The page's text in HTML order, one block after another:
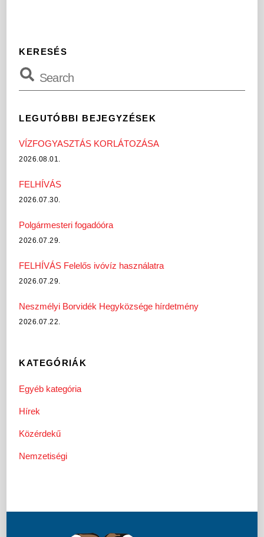
KERESÉS
LEGUTÓBBI BEJEGYZÉSEK
VÍZFOGYASZTÁS KORLÁTOZÁSA
2026.08.01.
FELHÍVÁS
2026.07.30.
Polgármesteri fogadóóra
2026.07.29.
FELHÍVÁS Felelős ivóvíz használatra
2026.07.29.
Neszmélyi Borvidék Hegyközsége hírdetmény
2026.07.22.
KATEGÓRIÁK
Egyéb kategória
Hírek
Közérdekű
Nemzetiségi